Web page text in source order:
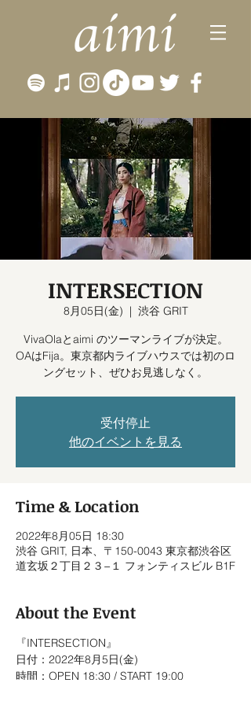
INTERSECTION
8月05日(金)
  |
渋谷 GRIT
VivaOlaとaimi のツーマンライブが決定。
OAはFija。東京都内ライブハウスでは初のロ
ングセット、ぜひお見逃しなく。
受付停止
他のイベントを見る
Time & Location
2022年8月05日 18:30
渋谷 GRIT, 日本、〒150-0043 東京都渋谷区
道玄坂２丁目２３−１ フォンティスビル B1F
About the Event
『INTERSECTION』
日付：2022年8月5日(金)
時間：OPEN 18:30 / START 19:00